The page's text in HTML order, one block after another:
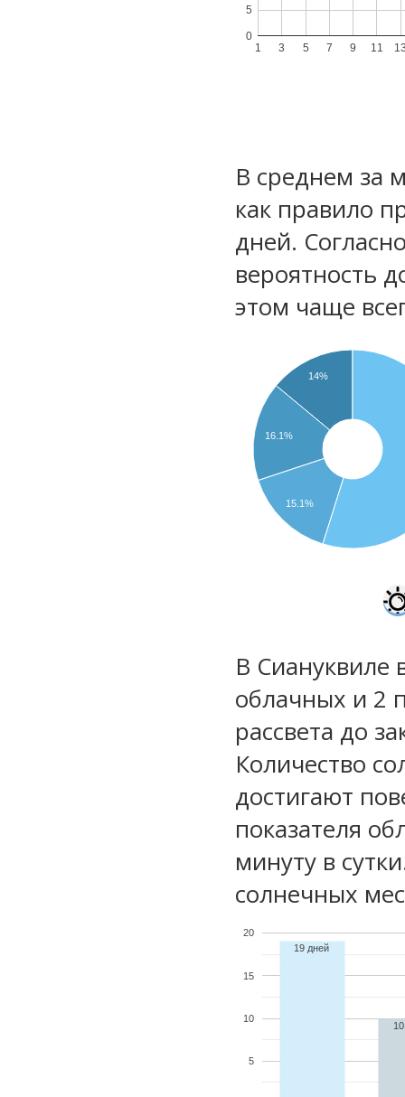
1 3 5 7 9 11
0
5
В среднем за
как правило
дней.
вероятность
этом чаще
14%
16.1%
15.1%
В Сиануквиле
облачных и 2
рассвета до
Количество
достигают
показателя
минуту в
солнечных
5
10
15
20
19 дней